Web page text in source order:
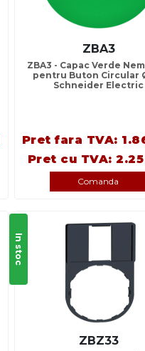
ZBA3
ZBA3 - Capac Verde
pentru Buton Circular
Schneider Electric
Pret fara TVA:
Pret cu TVA:
Comanda
In stoc
ZBZ33